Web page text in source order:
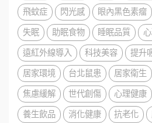
飛蚊症
閃光感 眼內黑色素瘤
失眠
助眠食物 睡眠品質
遠紅外線導入
科技美容 提升
居家環境
台北鼠患 居家衛生
焦慮緩解
世代創傷 心理健康
養生飲品
消化健康 抗老化